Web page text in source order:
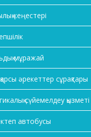
кеңестері
мұражай
әрекеттер сұрақтары
сүйемелдеу қызметі
автобусы